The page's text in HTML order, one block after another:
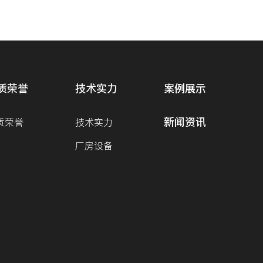
荣誉
荣誉
技术实力
技术实力
厂房设备
案例展示
新闻资讯